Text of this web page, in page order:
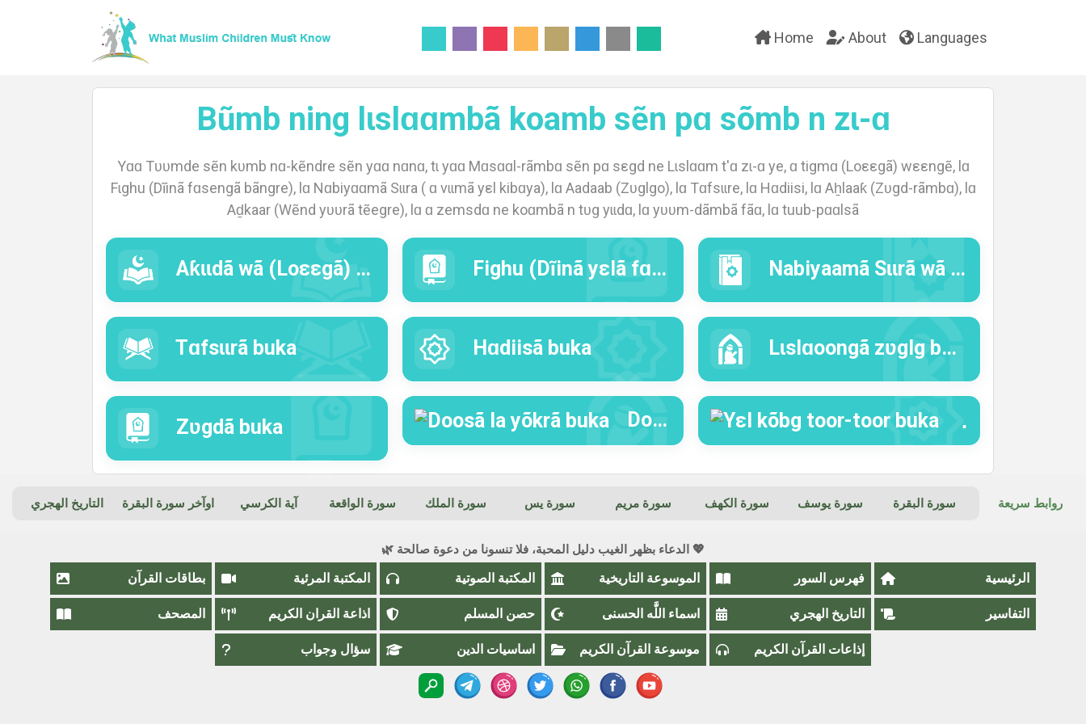
Languages
Home About Languages
Bũmb ning lɩslɑɑmbã koamb sẽn pɑ sõmb n zɩ-ɑ
Yɑɑ Tʋʋmde sẽn kʋmb nɑ-kẽndre sẽn yɑɑ nɑnɑ, tɩ yɑɑ Mɑsɑɑl-rãmbɑ sẽn pɑ sεgd ne Lɩslɑɑm t'ɑ zɩ-ɑ ye, ɑ tigmɑ (Loεεgã) wεεngẽ, lɑ
Fɩghu (Dĩinã fɑsengã bãngre), lɑ Nɑbiyɑɑmã Sɩɩra ( ɑ vɩɩmã yεl kibɑya), lɑ Aadaab (Zʋglgo), lɑ Tɑfsɩɩre, lɑ Hɑdiisi, lɑ Aẖlaaƙ (Zʋgd-rãmbɑ), lɑ
Aḏkaar (Wẽnd yʋʋrã tẽegre), lɑ ɑ zemsdɑ ne koɑmbã n tʋg yɩɩdɑ, lɑ yʋʋm-dãmbã fãɑ, lɑ tuub-pɑɑlsã
Aƙɩɩdã wã (Loεεgã) buka Fighu (Dĩinã yεlã fɑsengã) bukɑ Nabiyaamã Sɩɩrã wã (Vɩɩmã togsg) buka
Tɑfsɩɩrã buka Hɑdiisã buka Lɩslɑoongã zʋglg bukɑ
Zʋgdã buka Doosã la yõkrã buka Yεl kõbg
روابط سريعة سورة البقرة سورة يوسف سورة الكهف سورة مريم سورة يس سورة الملك سورة الواقعة آية الكرسي اوآخر سورة البقرة التاريخ الهجري
💖 الدعاء بظهر الغيب دليل المحبة، فلا تنسونا من دعوة صالحة 🌿
الرئيسية فهرس السور الموسوعة التاريخية المكتبة الصوتية المكتبة المرئية بطاقات القرآن
التفاسير التاريخ الهجري اسماء اللَّٰه الحسنى حصن المسلم اذاعة القران الكريم المصحف
إذاعات القرآن الكريم موسوعة القرآن الكريم اساسيات الدين سؤال وجواب